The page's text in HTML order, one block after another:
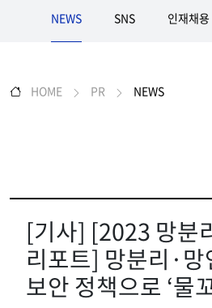
NEWS SNS 인재채용
HOME PR NEWS
[기사] [2023 망분
리포트] 망분리·
보안 정책으로 ‘물